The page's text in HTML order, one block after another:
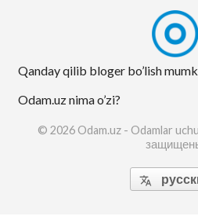
Qanday qilib bloger bo’lish
Odam.uz nima o’zi?
© 2026 Odam.uz - Odamlar
